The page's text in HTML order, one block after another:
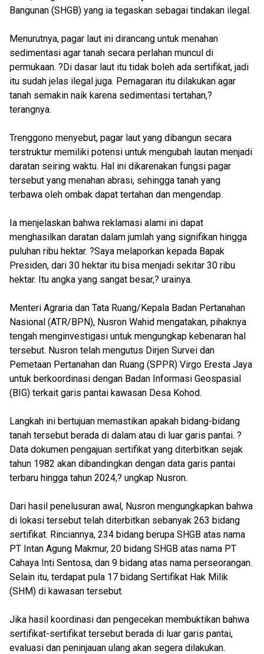
Bangunan (SHGB) yang ia tegaskan sebagai tindakan ilegal.
Menurutnya, pagar laut ini dirancang untuk menahan
sedimentasi agar tanah secara perlahan muncul di
permukaan. ?Di dasar laut itu tidak boleh ada sertifikat, jadi
itu sudah jelas ilegal juga. Pemagaran itu dilakukan agar
tanah semakin naik karena sedimentasi tertahan,?
terangnya.
Trenggono menyebut, pagar laut yang dibangun secara
terstruktur memiliki potensi untuk mengubah lautan menjadi
daratan seiring waktu. Hal ini dikarenakan fungsi pagar
tersebut yang menahan abrasi, sehingga tanah yang
terbawa oleh ombak dapat tertahan dan mengendap.
Ia menjelaskan bahwa reklamasi alami ini dapat
menghasilkan daratan dalam jumlah yang signifikan hingga
puluhan ribu hektar. ?Saya melaporkan kepada Bapak
Presiden, dari 30 hektar itu bisa menjadi sekitar 30 ribu
hektar. Itu angka yang sangat besar,? urainya.
Menteri Agraria dan Tata Ruang/Kepala Badan Pertanahan
Nasional (ATR/BPN), Nusron Wahid mengatakan, pihaknya
tengah menginvestigasi untuk mengungkap kebenaran hal
tersebut. Nusron telah mengutus Dirjen Survei dan
Pemetaan Pertanahan dan Ruang (SPPR) Virgo Eresta Jaya
untuk berkoordinasi dengan Badan Informasi Geospasial
(BIG) terkait garis pantai kawasan Desa Kohod.
Langkah ini bertujuan memastikan apakah bidang-bidang
tanah tersebut berada di dalam atau di luar garis pantai. ?
Data dokumen pengajuan sertifikat yang diterbitkan sejak
tahun 1982 akan dibandingkan dengan data garis pantai
terbaru hingga tahun 2024,? ungkap Nusron.
Dari hasil penelusuran awal, Nusron mengungkapkan bahwa
di lokasi tersebut telah diterbitkan sebanyak 263 bidang
sertifikat. Rinciannya, 234 bidang berupa SHGB atas nama
PT Intan Agung Makmur, 20 bidang SHGB atas nama PT
Cahaya Inti Sentosa, dan 9 bidang atas nama perseorangan.
Selain itu, terdapat pula 17 bidang Sertifikat Hak Milik
(SHM) di kawasan tersebut.
Jika hasil koordinasi dan pengecekan membuktikan bahwa
sertifikat-sertifikat tersebut berada di luar garis pantai,
evaluasi dan peninjauan ulang akan segera dilakukan.